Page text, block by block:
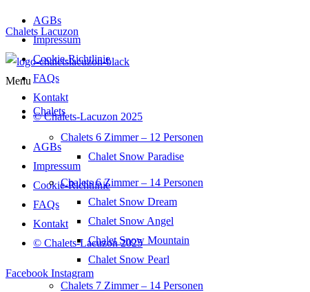
Chalets Lacuzon
Menu
Chalets
Chalets 6 Zimmer – 12 Personen
Chalet Snow Paradise
Chalets 6 Zimmer – 14 Personen
Chalet Snow Dream
Chalet Snow Angel
Chalet Snow Mountain
Chalet Snow Pearl
Chalets 7 Zimmer – 14 Personen
AGBs
Impressum
Cookie-Richtlinie
FAQs
Kontakt
©️ Chalets-Lacuzon 2025
AGBs
Impressum
Cookie-Richtlinie
FAQs
Kontakt
©️ Chalets-Lacuzon 2025
Facebook Instagram